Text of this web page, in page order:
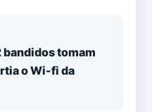
bandidos tomam
o Wi-fi da